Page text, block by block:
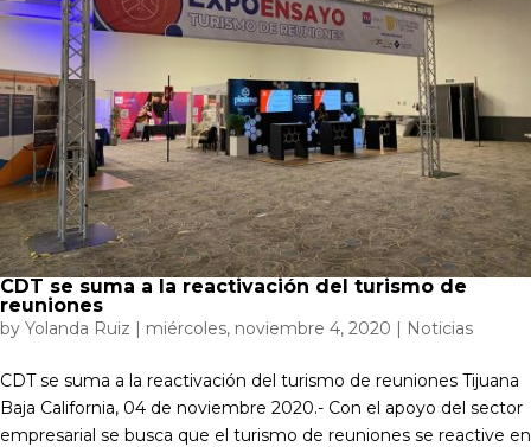
CDT se suma a la reactivación del turismo de
reuniones
by Yolanda Ruiz | miércoles, noviembre 4, 2020 | Noticias
CDT se suma a la reactivación del turismo de reuniones Tijuana
Baja California, 04 de noviembre 2020.- Con el apoyo del sector
empresarial se busca que el turismo de reuniones se reactive en